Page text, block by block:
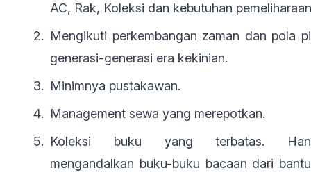
AC, Rak, Koleksi dan kebutuhan
Mengikuti perkembangan zaman dan pola
generasi-generasi era kekinian.
Minimnya pustakawan.
Management sewa yang merepotkan.
Koleksi buku yang terbatas.
mengandalkan buku-buku bacaan dari